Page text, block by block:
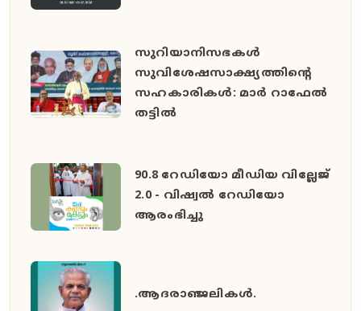
സുറിയാനിസഭകൾ
സുവിശേഷസാക്ഷ്യത്തിൻ്റെ
സഹകാരികൾ: മാർ റാഫേൽ
തട്ടിൽ
90.8 റേഡിയോ മീഡിയ വില്ലേജ്
2.0 - വിഷ്വൽ റേഡിയോ
ആരംഭിച്ചു
.ആദരാഞ്ജലികൾ.